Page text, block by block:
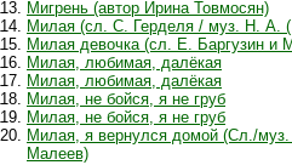
Мигрень (автор Ирина Товмосян)
Милая (сл. С. Герделя / муз. Н. А.
Милая девочка (сл. Е. Баргузин и
Милая, любимая, далёкая
Милая, любимая, далёкая
Милая, не бойся, я не груб
Милая, не бойся, я не груб
Милая, я вернулся домой (Сл./
Малеев)